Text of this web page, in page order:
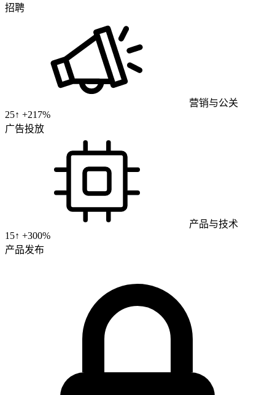
招聘
营销与公关
25↑ +217%
广告投放
产品与技术
15↑ +300%
产品发布